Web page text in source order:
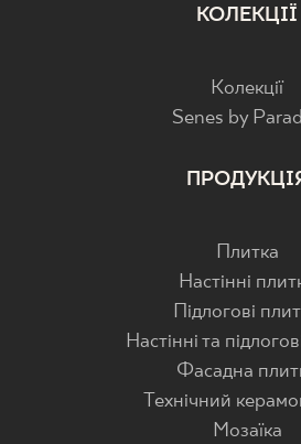
КОЛЕКЦІЇ
Колекції
Senes by
Плитка
Настінні
Підлогові
Настінні та
Фасадна
Технічний
Мозаїка